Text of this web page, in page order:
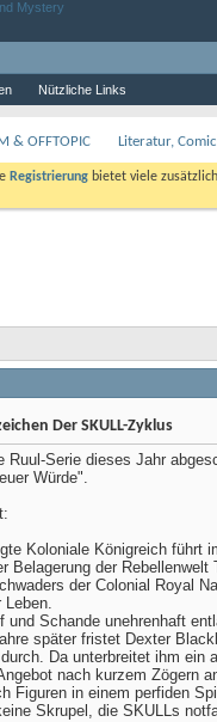
Nützliche Links
& OFFTOPIC Literatur,
Registrierung bietet viele
Der SKULL-Zyklus
Ruul-Serie dieses Jahr
Würde".
Koloniale Königreich führt
Belagerung der
der Colonial Royal
Leben.
und Schande unehrenhaft
später fristet Dexter
Da unterbreitet ihm ein
nach kurzem Zögern
Figuren in einem perfiden
Skrupel, die SKULLs